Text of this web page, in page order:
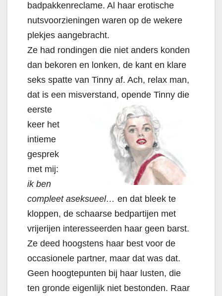
badpakkenreclame. Al haar erotische
nutsvoorzieningen waren op de wekere
plekjes aangebracht.
Ze had rondingen die niet anders konden
dan bekoren en lonken, de kant en klare
seks spatte van Tinny af. Ach, relax man,
dat is een misverstand, opende Tinny die
eerste
keer het
intieme
gesprek
met mij:
ik ben
compleet aseksueel… en dat bleek te
kloppen, de schaarse bedpartijen met
vrijerijen interesseerden haar geen barst.
Ze deed hoogstens haar best voor de
occasionele partner, maar dat was dat.
Geen hoogtepunten bij haar lusten, die
ten gronde eigenlijk niet bestonden. Raar